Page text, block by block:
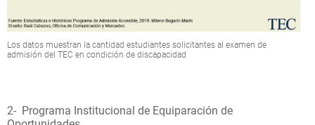
Los datos muestran la cantidad estudiantes solicitantes al examen de
admisión del TEC en condición de discapacidad
2- Programa Institucional de Equiparación de